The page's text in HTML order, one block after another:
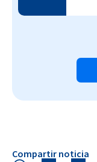
Compartir noticia